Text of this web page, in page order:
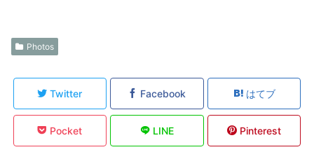
Photos
Twitter Facebook はてブ
Pocket LINE Pinterest